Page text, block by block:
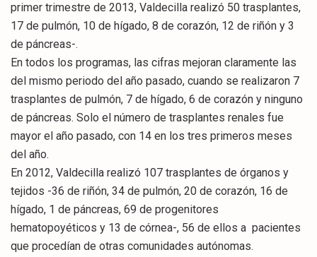
primer trimestre de 2013, Valdecilla realizó 50 trasplantes,
17 de pulmón, 10 de hígado, 8 de corazón, 12 de riñón y 3
de páncreas-.
En todos los programas, las cifras mejoran claramente las
del mismo periodo del año pasado, cuando se realizaron 7
trasplantes de pulmón, 7 de hígado, 6 de corazón y ninguno
de páncreas. Solo el número de trasplantes renales fue
mayor el año pasado, con 14 en los tres primeros meses
del año.
En 2012, Valdecilla realizó 107 trasplantes de órganos y
tejidos -36 de riñón, 34 de pulmón, 20 de corazón, 16 de
hígado, 1 de páncreas, 69 de progenitores
hematopoyéticos y 13 de córnea-, 56 de ellos a pacientes
que procedían de otras comunidades autónomas.